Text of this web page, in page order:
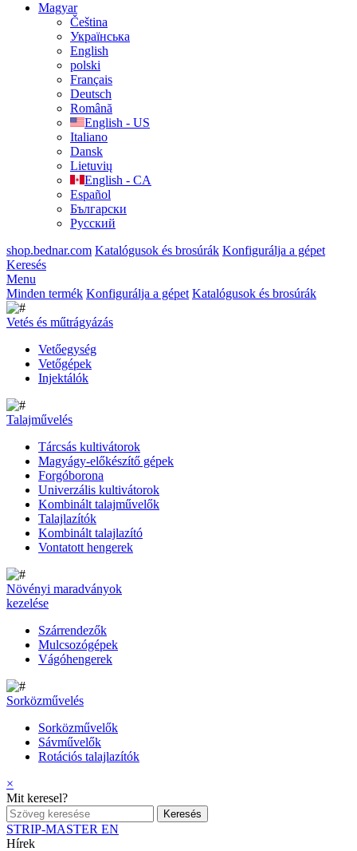
Magyar
Čeština
Українська
English
polski
Français
Deutsch
Română
English - US
Italiano
Dansk
Lietuvių
English - CA
Español
Български
Русский
shop.bednar.com Katalógusok és brosúrák Konfigurálja a gépet
Keresés
Menu
Minden termék Konfigurálja a gépet Katalógusok és brosúrák
Vetés és műtrágyázás
Vetőegység
Vetőgépek
Injektálók
Talajművelés
Tárcsás kultivátorok
Magyágy-előkészítő gépek
Forgóborona
Univerzális kultivátorok
Kombinált talajművelők
Talajlazítók
Kombinált talajlazító
Vontatott hengerek
Növényi maradványok
kezelése
Szárrendezők
Mulcsozógépek
Vágóhengerek
Sorközművelés
Sorközművelők
Sávművelők
Rotációs talajlazítók
×
Mit keresel?
STRIP-MASTER EN
Hírek